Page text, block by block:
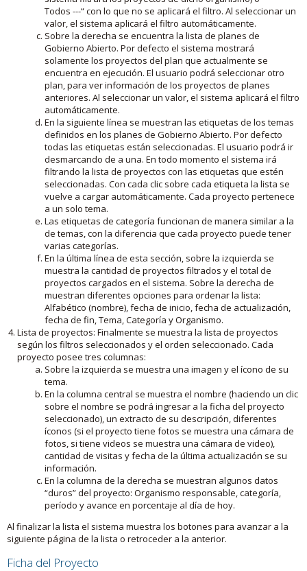
Todos ---“ con lo que no se aplicará el filtro. Al seleccionar un
valor, el sistema aplicará el filtro automáticamente.
Sobre la derecha se encuentra la lista de planes de
Gobierno Abierto. Por defecto el sistema mostrará
solamente los proyectos del plan que actualmente se
encuentra en ejecución. El usuario podrá seleccionar otro
plan, para ver información de los proyectos de planes
anteriores. Al seleccionar un valor, el sistema aplicará el filtro
automáticamente.
En la siguiente línea se muestran las etiquetas de los temas
definidos en los planes de Gobierno Abierto. Por defecto
todas las etiquetas están seleccionadas. El usuario podrá ir
desmarcando de a una. En todo momento el sistema irá
filtrando la lista de proyectos con las etiquetas que estén
seleccionadas. Con cada clic sobre cada etiqueta la lista se
vuelve a cargar automáticamente. Cada proyecto pertenece
a un solo tema.
Las etiquetas de categoría funcionan de manera similar a la
de temas, con la diferencia que cada proyecto puede tener
varias categorías.
En la última línea de esta sección, sobre la izquierda se
muestra la cantidad de proyectos filtrados y el total de
proyectos cargados en el sistema. Sobre la derecha de
muestran diferentes opciones para ordenar la lista:
Alfabético (nombre), fecha de inicio, fecha de actualización,
fecha de fin, Tema, Categoría y Organismo.
Lista de proyectos: Finalmente se muestra la lista de proyectos
según los filtros seleccionados y el orden seleccionado. Cada
proyecto posee tres columnas:
Sobre la izquierda se muestra una imagen y el ícono de su
tema.
En la columna central se muestra el nombre (haciendo un clic
sobre el nombre se podrá ingresar a la ficha del proyecto
seleccionado), un extracto de su descripción, diferentes
íconos (si el proyecto tiene fotos se muestra una cámara de
fotos, si tiene videos se muestra una cámara de video),
cantidad de visitas y fecha de la última actualización se su
información.
En la columna de la derecha se muestran algunos datos
“duros” del proyecto: Organismo responsable, categoría,
período y avance en porcentaje al día de hoy.
Al finalizar la lista el sistema muestra los botones para avanzar a la
siguiente página de la lista o retroceder a la anterior.
Ficha del Proyecto